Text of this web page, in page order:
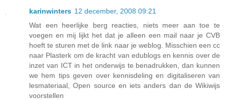
karinwinters 12 december, 2008 09:21
Wat een heerlijke berg reacties, niets meer aan toe te
voegen en mij lijkt het dat je alleen een mail naar je CVB
hoeft te sturen met de link naar je weblog. Misschien een cc
naar Plasterk om de kracht van edublogs en kennis over de
inzet van ICT in het onderwijs te benadrukken, dan kunnen
we hem tips geven over kennisdeling en digitaliseren van
lesmateriaal, Open source en iets anders dan de Wikiwijs
voorstellen